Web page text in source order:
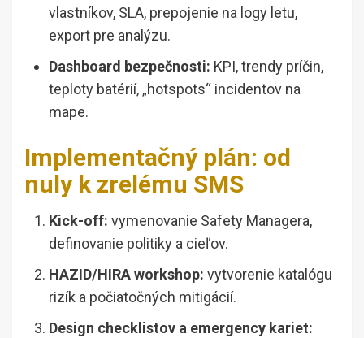
vlastníkov, SLA, prepojenie na logy letu,
export pre analýzu.
Dashboard bezpečnosti: KPI, trendy príčin,
teploty batérií, „hotspots“ incidentov na
mape.
Implementačný plán: od
nuly k zrelému SMS
Kick-off: vymenovanie Safety Managera,
definovanie politiky a cieľov.
HAZID/HIRA workshop: vytvorenie katalógu
rizík a počiatočných mitigácií.
Design checklistov a emergency kariet: